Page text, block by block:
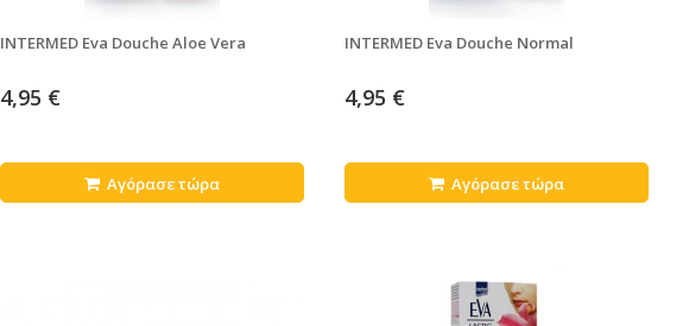
INTERMED Eva Douche Aloe Vera
4,95 €
Αγόρασε τώρα
INTERMED Eva Douche Normal
4,95 €
Αγόρασε τώρα